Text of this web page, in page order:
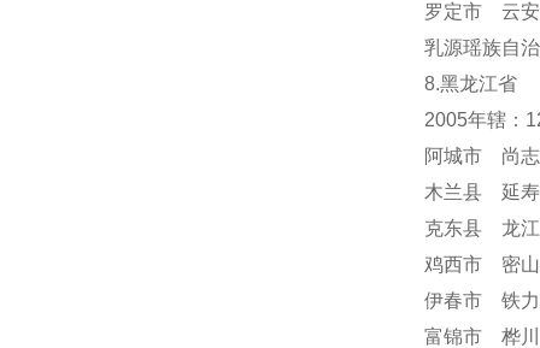
罗定市 云
乳源瑶族自
8.黑龙江省
2005年辖：
阿城市 尚
木兰县 延
克东县 龙
鸡西市 密
伊春市 铁
富锦市 桦